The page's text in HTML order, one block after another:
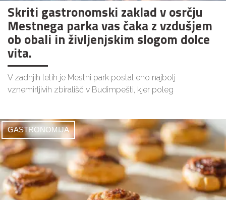
Skriti gastronomski zaklad v osrčju
Mestnega parka vas čaka z vzdušjem
ob obali in življenjskim slogom dolce
vita.
V zadnjih letih je Mestni park postal eno najbolj
vznemirljivih zbirališč v Budimpešti, kjer poleg
GASTRONOMIJA